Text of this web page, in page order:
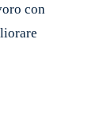
con